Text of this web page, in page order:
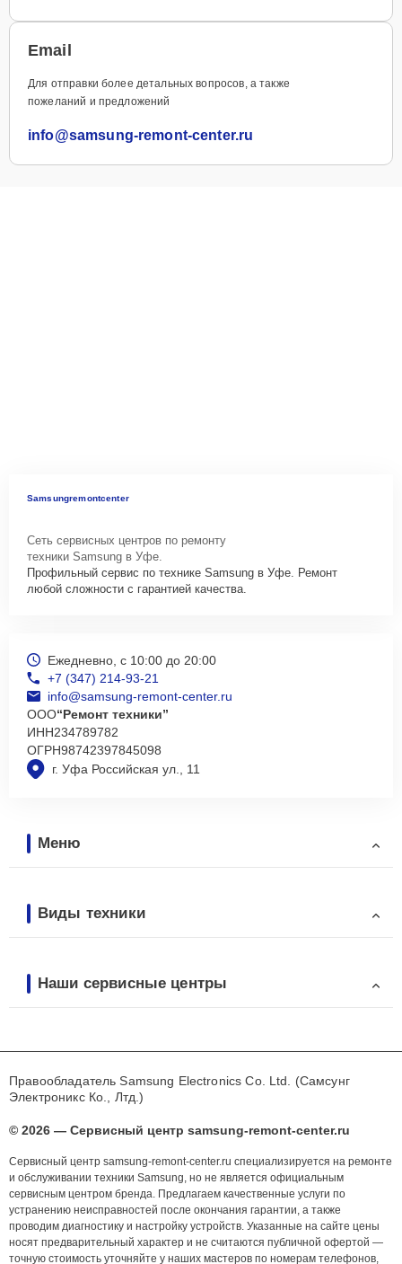
Email
Для отправки более детальных вопросов, а также
пожеланий и предложений
info@samsung-remont-center.ru
Samsungremontcenter
Сеть сервисных центров по ремонту
техники Samsung в Уфе.
Профильный сервис по технике Samsung в Уфе. Ремонт
любой сложности с гарантией качества.
г. Уфа Российская ул., 11
Ежедневно, с 10:00 до 20:00
+7 (347) 214-93-21
info@samsung-remont-center.ru
ООО“Ремонт техники”
ИНН234789782
ОГРН98742397845098
Меню
Виды техники
Наши сервисные центры
Правообладатель Samsung Electronics Co. Ltd. (Самсунг
Электроникс Ко., Лтд.)
© 2026 — Сервисный центр samsung-remont-center.ru
Сервисный центр samsung-remont-center.ru специализируется на ремонте
и обслуживании техники Samsung, но не является официальным
сервисным центром бренда. Предлагаем качественные услуги по
устранению неисправностей после окончания гарантии, а также
проводим диагностику и настройку устройств. Указанные на сайте цены
носят предварительный характер и не считаются публичной офертой —
точную стоимость уточняйте у наших мастеров по номерам телефонов,